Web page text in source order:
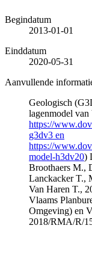
Begindatum
2013-01-01
Einddatum
2020-05-31
Aanvullende
Geologisch
lagenmodel
https://
g3dv3 en
https://
model-h3dv20)
Broothaers M.,
Lanckacker T.,
Van Haren T.,
Vlaams
Omgeving) en
2018/RMA/R/